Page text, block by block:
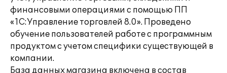
финансовыми операциями с помощью ПП
«1С:Управление торговлей 8.0». Проведено
обучение пользователей работе с программным
продуктом с учетом специфики существующей в
компании.
База данных магазина включена в состав